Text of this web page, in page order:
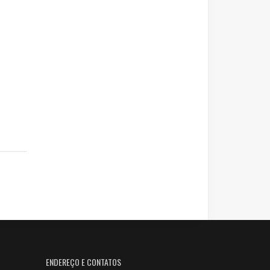
ENDEREÇO E CONTATOS